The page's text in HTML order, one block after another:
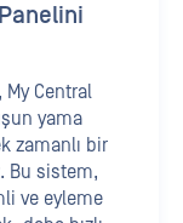
Central
yama
zamanlı bir
Bu sistem,
ve eyleme